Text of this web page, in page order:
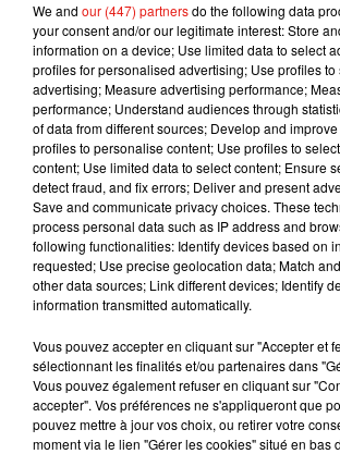
Musique
5 août 2026
Benny Blanco invite
Becky G sur son
4 août 2026
Tiny Desk invite
live session solaire
4 août 2026
Ariana Grande prendra
sa tournée mondiale
We and our (447) partnersdo the following data
your consent and/or our legitimate interest: Store
information on a device; Use limited data to select
profiles for personalised advertising; Use profiles
advertising; Measure advertising performance;
performance; Understand audiences through
of data from different sources; Develop and
profiles to personalise content; Use profiles to
content; Use limited data to select content; Ensure
detect fraud, and fix errors; Deliver and present
Save and communicate privacy choices. These
process personal data such as IP address and
following functionalities: Identify devices based on
requested; Use precise geolocation data; Match
other data sources; Link different devices; Identify
information transmitted automatically.
Vous pouvez accepter en cliquant sur "Accepter et
sélectionnant les finalités et/ou partenaires dans
Vous pouvez également refuser en cliquant sur
accepter". Vos préférences ne s'appliqueront que
pouvez mettre à jour vos choix, ou retirer votre
moment via le lien "Gérer les cookies" situé en bas